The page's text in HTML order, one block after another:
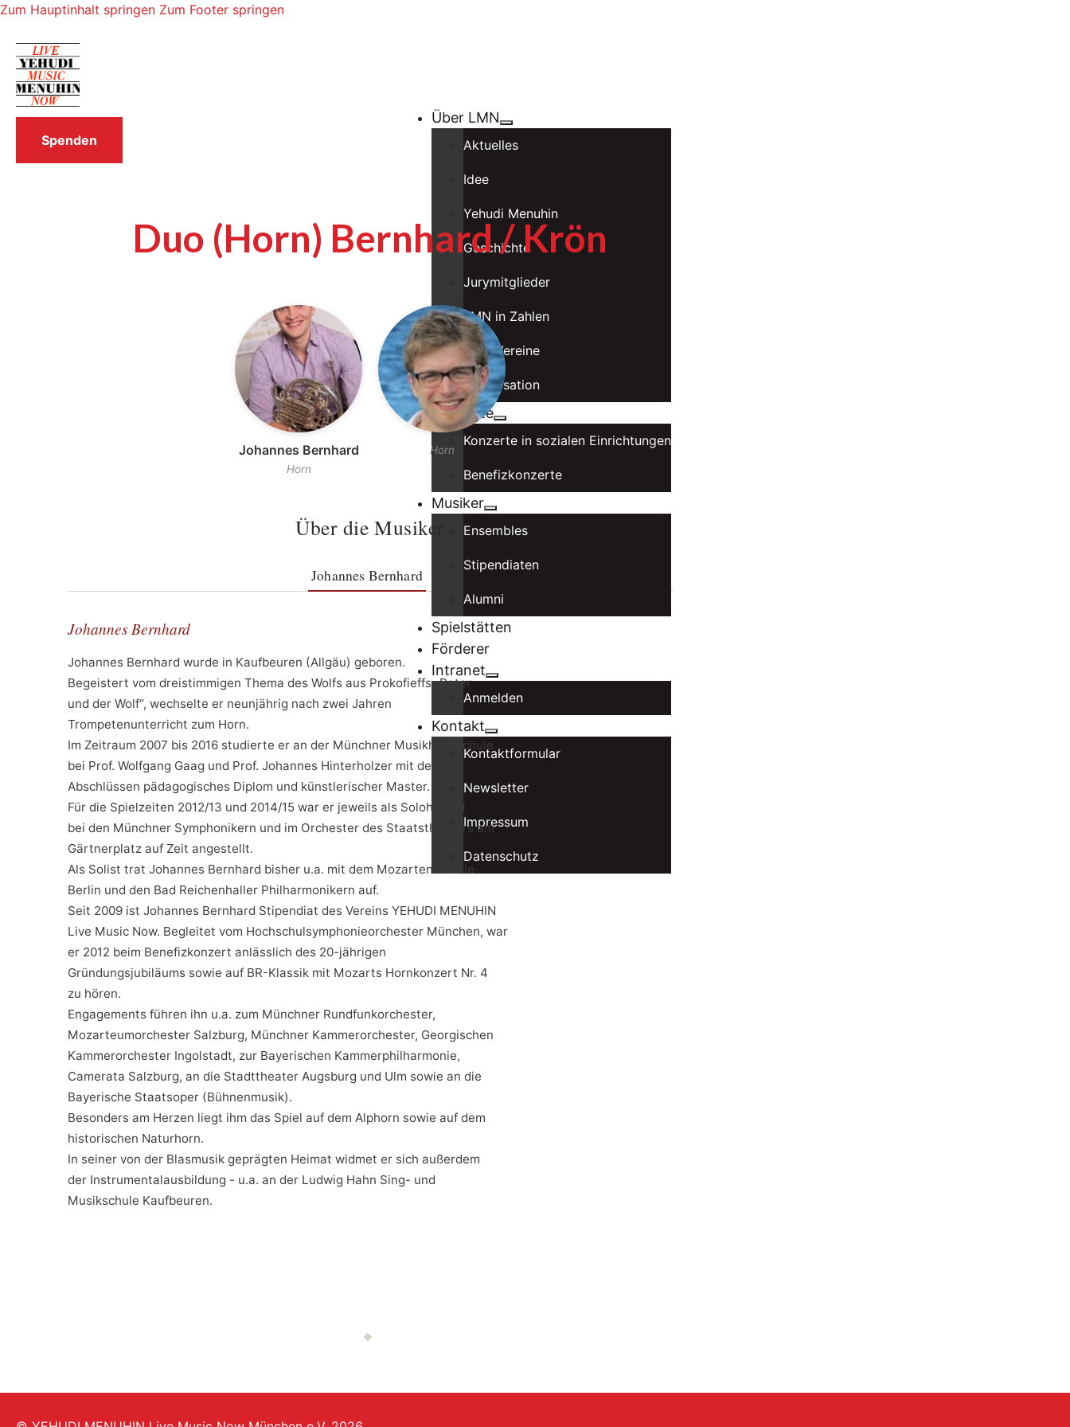
Zum Hauptinhalt springen Zum Footer springen
Über LMN
Aktuelles
Idee
Yehudi Menuhin
Geschichte
Jurymitglieder
LMN in Zahlen
LMN Vereine
Organisation
Konzerte
Konzerte in sozialen Einrichtungen
Benefizkonzerte
Musiker
Ensembles
Stipendiaten
Alumni
Spielstätten
Förderer
Intranet
Anmelden
Kontakt
Kontaktformular
Newsletter
Impressum
Datenschutz
Spenden
Duo (Horn) Bernhard / Krön
Johannes Bernhard
Horn
Horn
Über die Musiker
Johannes Bernhard
Johannes Bernhard
Johannes Bernhard wurde in Kaufbeuren (Allgäu) geboren.
Begeistert vom dreistimmigen Thema des Wolfs aus Prokofieffs „Peter
und der Wolf“, wechselte er neunjährig nach zwei Jahren
Trompetenunterricht zum Horn.
Im Zeitraum 2007 bis 2016 studierte er an der Münchner Musikhochschule
bei Prof. Wolfgang Gaag und Prof. Johannes Hinterholzer mit den
Abschlüssen pädagogisches Diplom und künstlerischer Master.
Für die Spielzeiten 2012/13 und 2014/15 war er jeweils als Solohornist
bei den Münchner Symphonikern und im Orchester des Staatstheaters am
Gärtnerplatz auf Zeit angestellt.
Als Solist trat Johannes Bernhard bisher u.a. mit dem Mozartensemble
Berlin und den Bad Reichenhaller Philharmonikern auf.
Seit 2009 ist Johannes Bernhard Stipendiat des Vereins YEHUDI MENUHIN
Live Music Now. Begleitet vom Hochschulsymphonieorchester München, war
er 2012 beim Benefizkonzert anlässlich des 20-jährigen
Gründungsjubiläums sowie auf BR-Klassik mit Mozarts Hornkonzert Nr. 4
zu hören.
Engagements führen ihn u.a. zum Münchner Rundfunkorchester,
Mozarteumorchester Salzburg, Münchner Kammerorchester, Georgischen
Kammerorchester Ingolstadt, zur Bayerischen Kammerphilharmonie,
Camerata Salzburg, an die Stadttheater Augsburg und Ulm sowie an die
Bayerische Staatsoper (Bühnenmusik).
Besonders am Herzen liegt ihm das Spiel auf dem Alphorn sowie auf dem
historischen Naturhorn.
In seiner von der Blasmusik geprägten Heimat widmet er sich außerdem
der Instrumentalausbildung - u.a. an der Ludwig Hahn Sing- und
Musikschule Kaufbeuren.